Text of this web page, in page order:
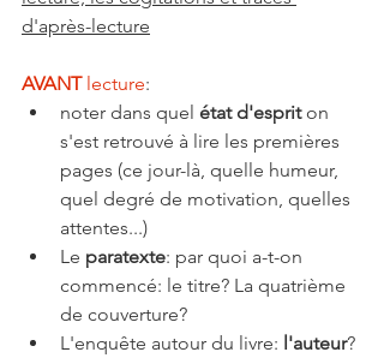
d'après-lecture
AVANT lecture:
noter dans quel état d'esprit on
s'est retrouvé à lire les premières
pages (ce jour-là, quelle humeur,
quel degré de motivation, quelles
attentes...)
Le paratexte: par quoi a-t-on
commencé: le titre? La quatrième
de couverture?
L'enquête autour du livre: l'auteur?